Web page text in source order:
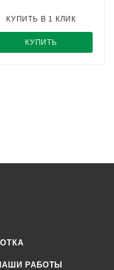
КУПИТЬ
КУПИТЬ В 1 КЛИК
РАБОТЫ